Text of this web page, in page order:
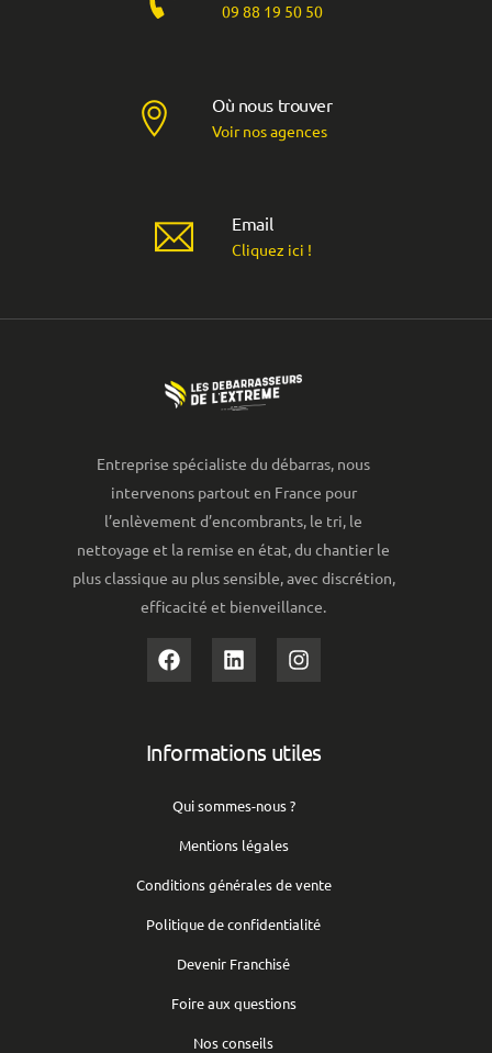
09 88 19 50 50
Où nous trouver
Voir nos agences
Email
Cliquez ici !
Entreprise spécialiste du débarras, nous
intervenons partout en France pour
l’enlèvement d’encombrants, le tri, le
nettoyage et la remise en état, du chantier le
plus classique au plus sensible, avec discrétion,
efficacité et bienveillance.
Informations utiles
Qui sommes-nous ?
Mentions légales
Conditions générales de vente
Politique de confidentialité
Devenir Franchisé
Foire aux questions
Nos conseils